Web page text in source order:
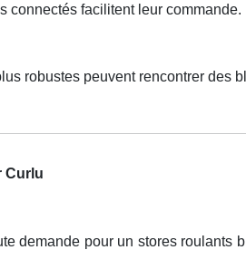
connectés facilitent leur commande.
robustes peuvent rencontrer des
Curlu
demande pour un stores